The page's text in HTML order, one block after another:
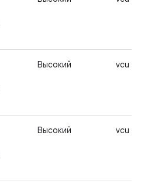
Высокий vcu
Высокий vcu